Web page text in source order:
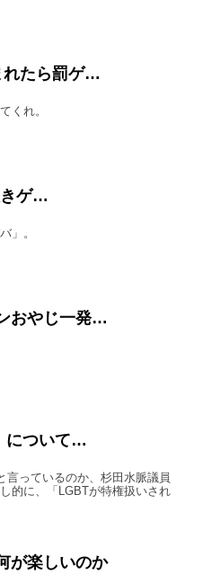
れたら罰ゲ…
くれ。
きゲ…
」。
おやじ一発…
について…
言っているのか、杉田水脈議員
的に、「LGBTが特権扱いされ
が楽しいのか